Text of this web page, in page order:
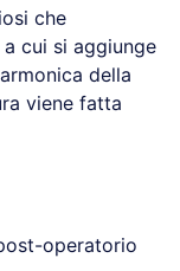
che
cui si aggiunge
della
viene fatta
operatorio